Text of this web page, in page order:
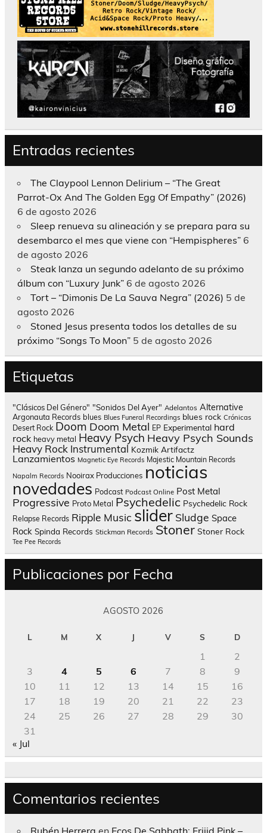
Entradas recientes
The Claypool Lennon Delirium – “The Great
Parrot-Ox And The Golden Egg Of Empathy” (2026)
6 de agosto 2026
Sleep renueva su alineación y se prepara para su
desembarco el mes que viene con “Hempispheres” 6
de agosto 2026
Steak lanza un segundo adelanto de su próximo
álbum con “Luxury Junk” 6 de agosto 2026
Tort – “Dimonis De La Sauva Negra” (2026) 5 de
agosto 2026
Stoned Jesus presenta todos los detalles de su
próximo “Songs To Moon” 5 de agosto 2026
Etiquetas
"Clásicos Del Género" "Sonidos Del Ayer" Adelantos Alternative
Argonauta Records blues Blues Funeral Recordings blues rock Crónicas
Desert Rock Doom Doom Metal EP Experimental hard
rock heavy metal Heavy Psych Heavy Psych Sounds
Heavy Rock Instrumental Kozmik Artifactz
Lanzamientos Magnetic Eye Records Majestic Mountain Records
Napalm Records Nooirax Producciones noticias
novedades Podcast Podcast Online Post Metal
Progressive Proto Metal Psychedelic Psychedelic Rock
Relapse Records Ripple Music slider Sludge Space
Rock Spinda Records Stickman Records Stoner Stoner Rock
Tee Pee Records
Publicaciones por Fecha
AGOSTO 2026
L M X J V S D
1
2
3
4 5 6 7 8
9
10
11 12 13 14 15
16
17
18 19 20 21 22
23
24
25 26 27 28 29
30
31
« Jul
Comentarios recientes